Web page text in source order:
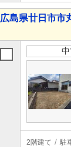
広島県廿日市市
2階建て 駐